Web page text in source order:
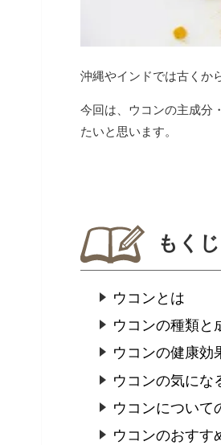
沖縄やインドでは古くか
今回は、ウコンの主成分
たいと思います。
もくじ
ウコンとは
ウコンの種類と
ウコンの健康効
ウコンの気にな
ウコンについて
ウコンのおすす